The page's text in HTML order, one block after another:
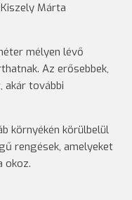
Márta
mélyen lévő
Az erősebbek,
további
környékén körülbelül
rengések, amelyeket
okoz.